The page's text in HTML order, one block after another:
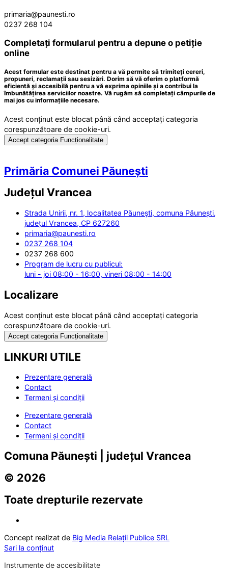
primaria@paunesti.ro
0237 268 104
Completați formularul pentru a depune o petiție
online
Acest formular este destinat pentru a vă permite să trimiteți cereri,
propuneri, reclamații sau sesizări. Dorim să vă oferim o platformă
eficientă și accesibilă pentru a vă exprima opiniile și a contribui la
îmbunătățirea serviciilor noastre. Vă rugăm să completați câmpurile de
mai jos cu informațiile necesare.
Acest conținut este blocat până când acceptați categoria
corespunzătoare de cookie-uri.
Accept categoria Funcționalitate
Primăria Comunei Păunești
Județul Vrancea
Strada Unirii, nr. 1, localitatea Păunești, comuna Păunești,
județul Vrancea, CP 627260
primaria@paunesti.ro
0237 268 104
0237 268 600
Program de lucru cu publicul:
luni - joi 08:00 - 16:00, vineri 08:00 - 14:00
Localizare
Acest conținut este blocat până când acceptați categoria
corespunzătoare de cookie-uri.
Accept categoria Funcționalitate
LINKURI UTILE
Prezentare generală
Contact
Termeni și condiții
Prezentare generală
Contact
Termeni și condiții
Comuna Păunești | județul Vrancea
© 2026
Toate drepturile rezervate
Concept realizat de Big Media Relații Publice SRL
Sari la conținut
Instrumente de accesibilitate